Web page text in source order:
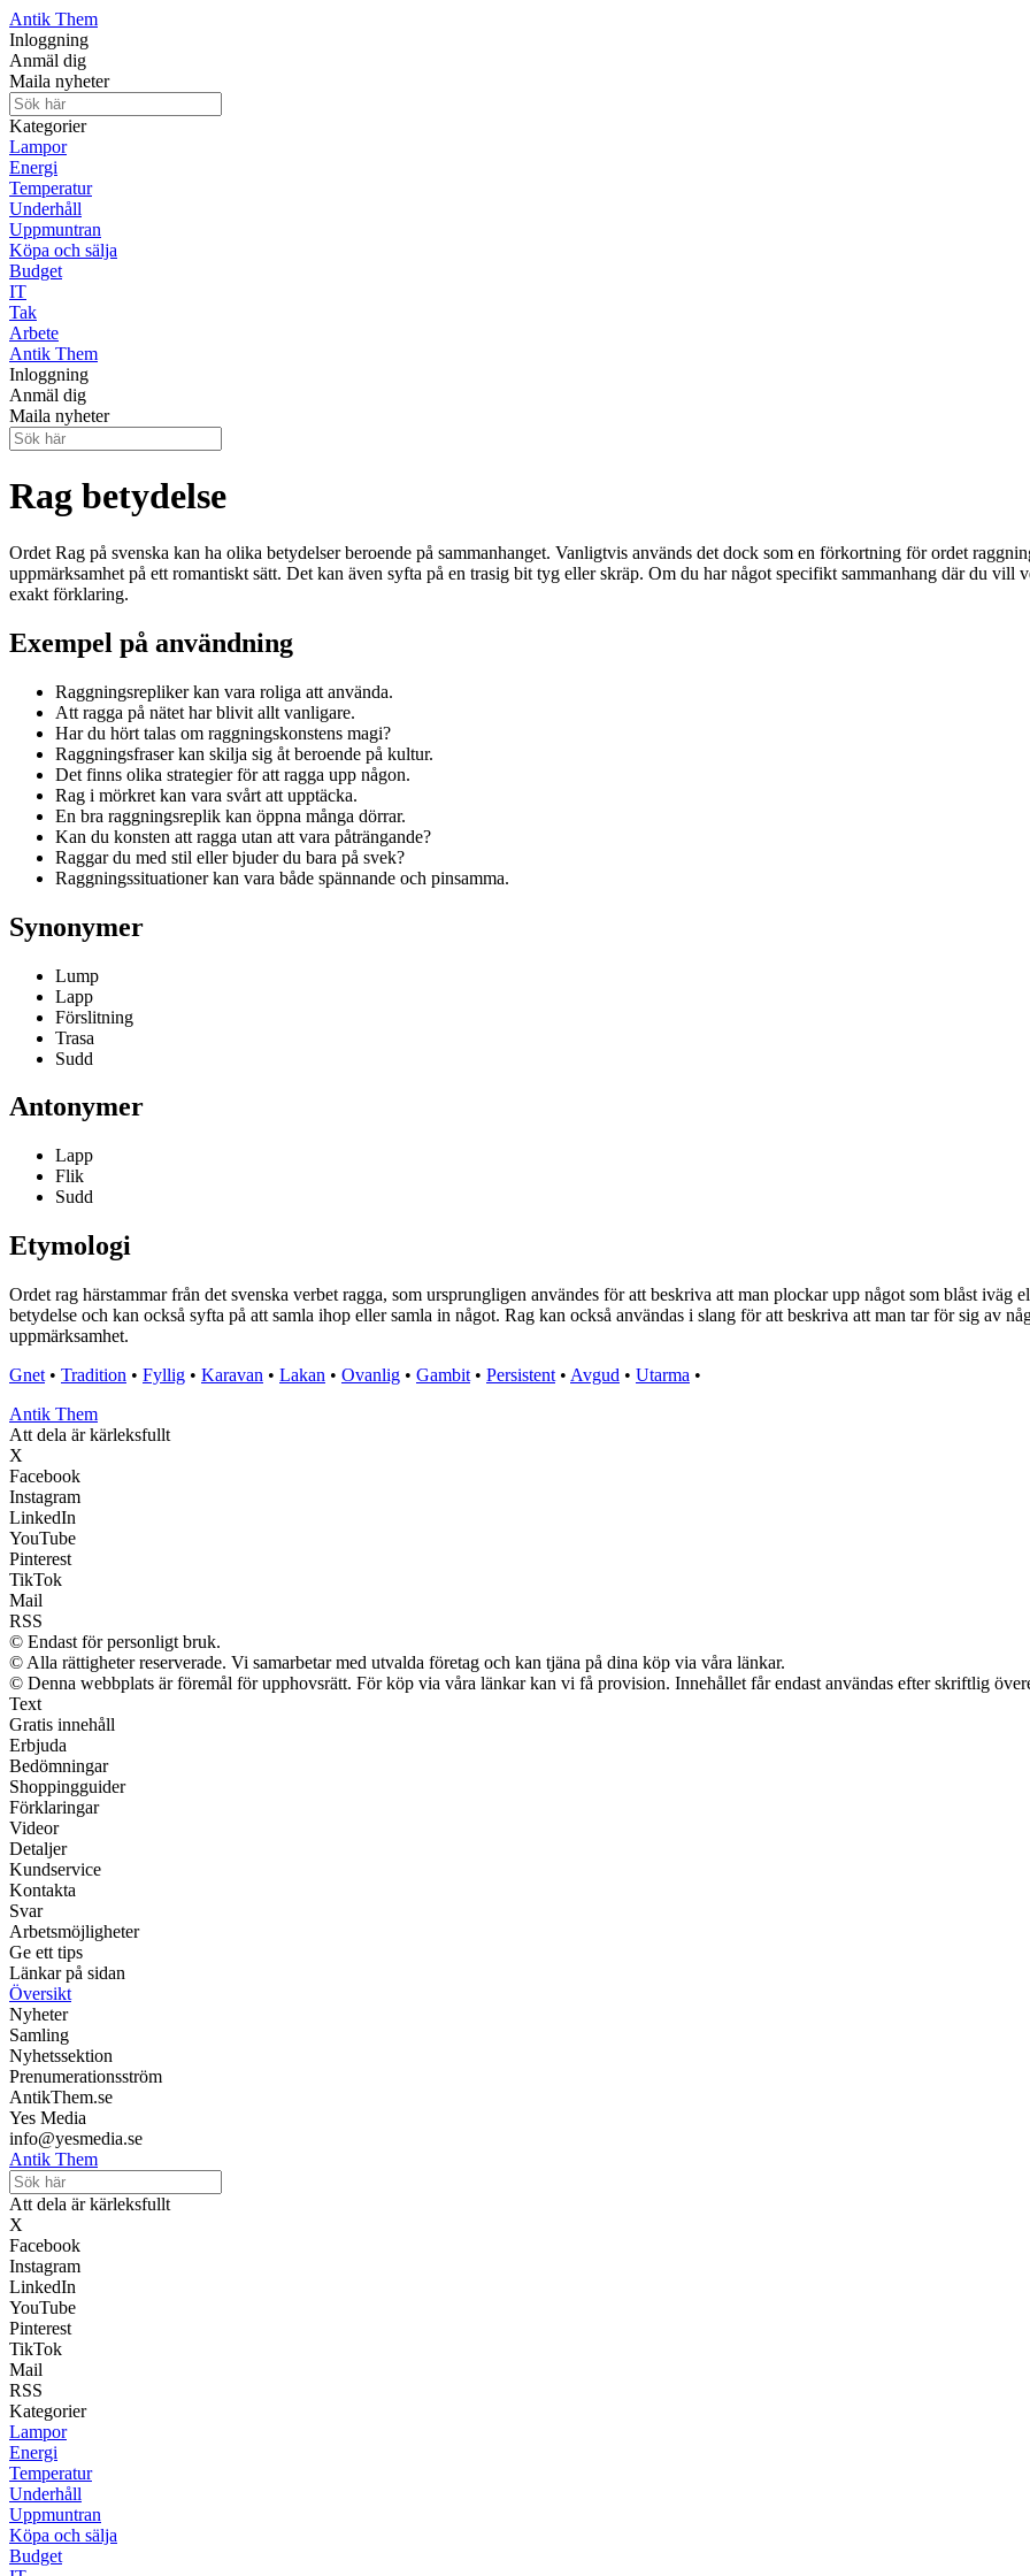
Antik Them
Inloggning
Anmäl dig
Maila nyheter
Kategorier
Lampor
Energi
Temperatur
Underhåll
Uppmuntran
Köpa och sälja
Budget
IT
Tak
Arbete
Antik Them
Inloggning
Anmäl dig
Maila nyheter
Rag betydelse
Ordet Rag på svenska kan ha olika betydelser beroende på sammanhanget. Vanligtvis används det dock som en förkortning för ordet
uppmärksamhet på ett romantiskt sätt. Det kan även syfta på en trasig bit tyg eller skräp. Om du har något specifikt sammanhang där du vill
exakt förklaring.
Exempel på användning
Raggningsrepliker kan vara roliga att använda.
Att ragga på nätet har blivit allt vanligare.
Har du hört talas om raggningskonstens magi?
Raggningsfraser kan skilja sig åt beroende på kultur.
Det finns olika strategier för att ragga upp någon.
Rag i mörkret kan vara svårt att upptäcka.
En bra raggningsreplik kan öppna många dörrar.
Kan du konsten att ragga utan att vara påträngande?
Raggar du med stil eller bjuder du bara på svek?
Raggningssituationer kan vara både spännande och pinsamma.
Synonymer
Lump
Lapp
Förslitning
Trasa
Sudd
Antonymer
Lapp
Flik
Sudd
Etymologi
Ordet rag härstammar från det svenska verbet ragga, som ursprungligen användes för att beskriva att man plockar upp något som blåst iväg
betydelse och kan också syfta på att samla ihop eller samla in något. Rag kan också användas i slang för att beskriva att man tar för sig av
uppmärksamhet.
Gnet • Tradition • Fyllig • Karavan • Lakan • Ovanlig • Gambit • Persistent • Avgud • Utarma •
Antik Them
Att dela är kärleksfullt
X
Facebook
Instagram
LinkedIn
YouTube
Pinterest
TikTok
Mail
RSS
© Endast för personligt bruk.
© Alla rättigheter reserverade. Vi samarbetar med utvalda företag och kan tjäna på dina köp via våra länkar.
© Denna webbplats är föremål för upphovsrätt. För köp via våra länkar kan vi få provision. Innehållet får endast användas efter skriftlig
Text
Gratis innehåll
Erbjuda
Bedömningar
Shoppingguider
Förklaringar
Videor
Detaljer
Kundservice
Kontakta
Svar
Arbetsmöjligheter
Ge ett tips
Länkar på sidan
Översikt
Nyheter
Samling
Nyhetssektion
Prenumerationsström
AntikThem.se
Yes Media
info@yesmedia.se
Antik Them
Att dela är kärleksfullt
X
Facebook
Instagram
LinkedIn
YouTube
Pinterest
TikTok
Mail
RSS
Kategorier
Lampor
Energi
Temperatur
Underhåll
Uppmuntran
Köpa och sälja
Budget